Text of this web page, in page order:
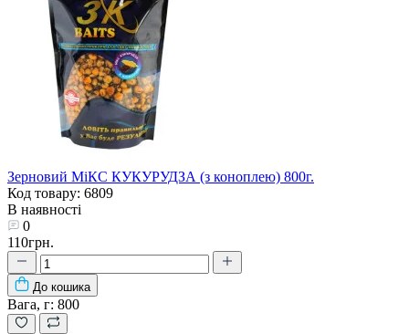
Зерновий МіКС КУКУРУДЗА (з коноплею) 800г.
Код товару: 6809
В наявності
0
110грн.
До кошика
Вага, г: 800